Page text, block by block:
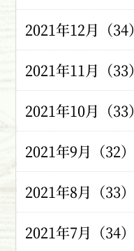
2021年12月（34）
2021年11月（33）
2021年10月（33）
2021年9月（32）
2021年8月（33）
2021年7月（34）